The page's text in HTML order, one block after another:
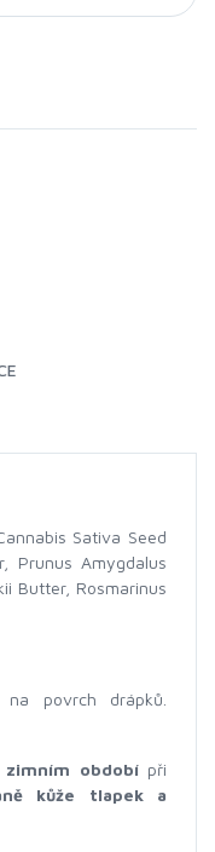
Sativa Seed
Prunus Amygdalus
Butter, Rosmarinus
povrch drápků.
období při
kůže tlapek a